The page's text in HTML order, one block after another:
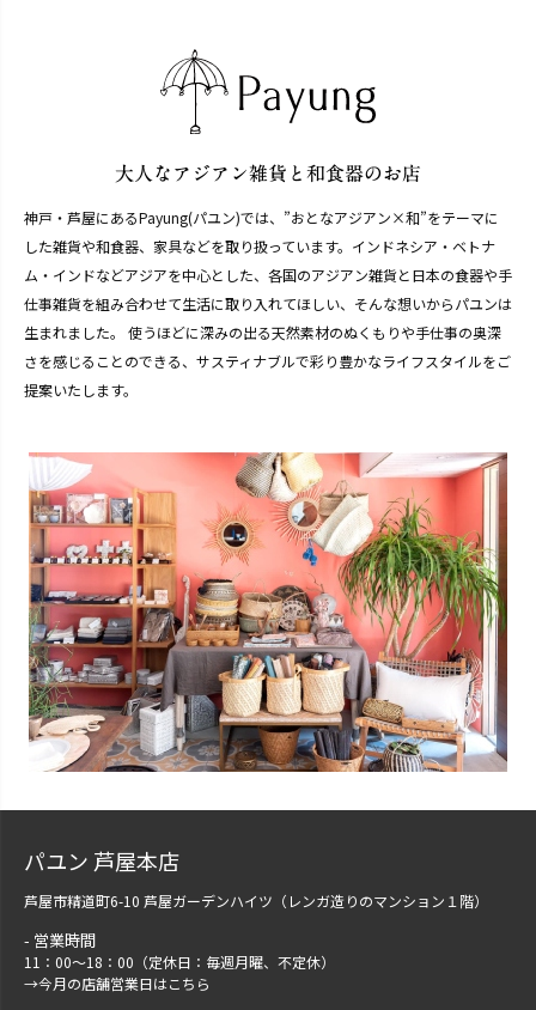
神戸・芦屋にあるPayung(パユン)では、”おとなアジアン×和”をテーマに
した雑貨や和食器、家具などを取り扱っています。インドネシア・ベトナ
ム・インドなどアジアを中心とした、各国のアジアン雑貨と日本の食器や手
仕事雑貨を組み合わせて生活に取り入れてほしい、そんな想いからパユンは
生まれました。 使うほどに深みの出る天然素材のぬくもりや手仕事の奥深
さを感じることのできる、サスティナブルで彩り豊かなライフスタイルをご
提案いたします。
パユン 芦屋本店
芦屋市精道町6-10 芦屋ガーデンハイツ（レンガ造りのマンション１階）
営業時間
11：00～18：00（定休日：毎週月曜、不定休）
→今月の店舗営業日はこちら